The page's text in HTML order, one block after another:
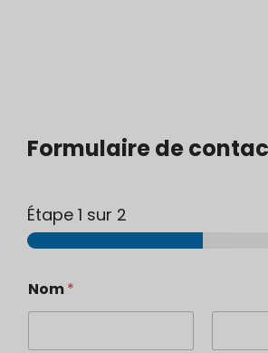
Formulaire de
Étape 1 sur 2
t
a
d
Nom*